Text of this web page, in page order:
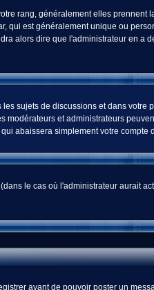
rang, généralement elles
qui est généralement unique ou
alors dire que l'administrateur en a
sujets de discussions et dans
et administrateurs
abaissera simplement votre compte
le cas où l'administrateur aurait
avant de pouvoir poster un